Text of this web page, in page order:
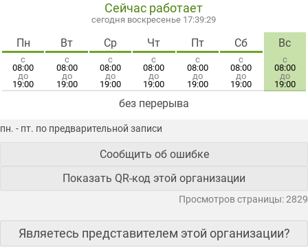
Сейчас работает
сегодня воскресенье 17:39:30
Пн
с
08:00
до
19:00
Вт
с
08:00
до
19:00
Ср
с
08:00
до
19:00
Чт
с
08:00
до
19:00
Пт
с
08:00
до
19:00
Сб
с
08:00
до
19:00
Вс
с
08:00
до
19:00
без перерыва
пн. - пт. по предварительной записи
Сообщить об ошибке
Показать QR-код этой организации
Просмотров страницы: 2829
Являетесь представителем этой организации?